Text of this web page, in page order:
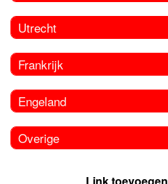
Utrecht
Frankrijk
Engeland
Overige
Link toevoegen